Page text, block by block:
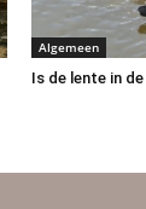
Algemeen
Is de lente in